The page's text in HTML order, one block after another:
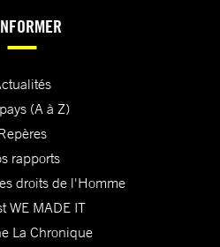
(A à Z)
rapports
droits de l'Homme
WE MADE IT
La Chronique